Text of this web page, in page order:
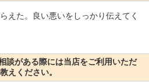
えた。良い悪いをしっかり伝えてく
談がある際には当店をご利用いただ
えください。